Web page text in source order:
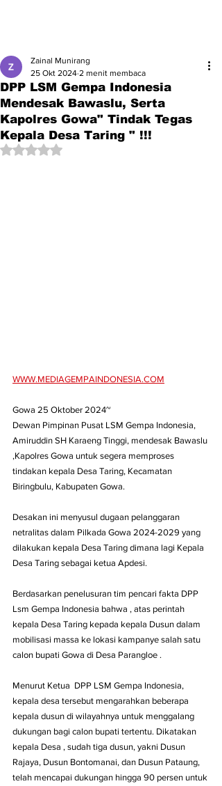
DPP LSM Gempa Indonesia
Mendesak Bawaslu, Serta
Kapolres Gowa" Tindak Tegas
Kepala Desa Taring " !!!
Zainal Munirang
25 Okt 2024 2 menit membaca
Dinilai NaN dari 5 bintang.
WWW.MEDIAGEMPAINDONESIA.COM
Gowa 25 Oktober 2024~
Dewan Pimpinan Pusat LSM Gempa Indonesia,
Amiruddin SH Karaeng Tinggi, mendesak Bawaslu
,Kapolres Gowa untuk segera memproses
tindakan kepala Desa Taring, Kecamatan
Biringbulu, Kabupaten Gowa.
Desakan ini menyusul dugaan pelanggaran
netralitas dalam Pilkada Gowa 2024-2029 yang
dilakukan kepala Desa Taring dimana lagi Kepala
Desa Taring sebagai ketua Apdesi.
Berdasarkan penelusuran tim pencari fakta DPP
Lsm Gempa Indonesia bahwa , atas perintah
kepala Desa Taring kepada kepala Dusun dalam
mobilisasi massa ke lokasi kampanye salah satu
calon bupati Gowa di Desa Parangloe .
Menurut Ketua  DPP LSM Gempa Indonesia,
kepala desa tersebut mengarahkan beberapa
kepala dusun di wilayahnya untuk menggalang
dukungan bagi calon bupati tertentu. Dikatakan
kepala Desa , sudah tiga dusun, yakni Dusun
Rajaya, Dusun Bontomanai, dan Dusun Pataung,
telah mencapai dukungan hingga 90 persen untuk